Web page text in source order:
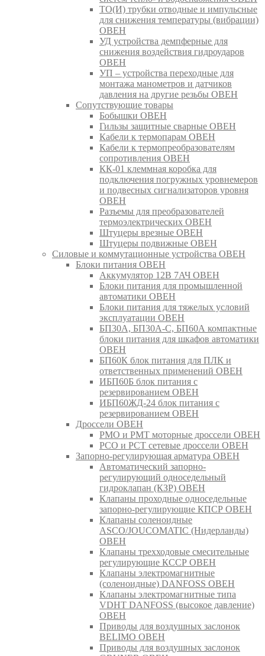
ТО(И) трубки отводные и импульсные
для снижения температуры (вибрации)
ОВЕН
УД устройства демпферные для
снижения воздействия гидроударов
ОВЕН
УП – устройства переходные для
монтажа манометров и датчиков
давления на другие резьбы ОВЕН
Сопутствующие товары
Бобышки ОВЕН
Гильзы защитные сварные ОВЕН
Кабели к термопарам ОВЕН
Кабели к термопреобразователям
сопротивления ОВЕН
КК-01 клеммная коробка для
подключения погружных уровнемеров
и подвесных сигнализаторов уровня
ОВЕН
Разъемы для преобразователей
термоэлектрических ОВЕН
Штуцеры врезные ОВЕН
Штуцеры подвижные ОВЕН
Силовые и коммутационные устройства ОВЕН
Блоки питания ОВЕН
Аккумулятор 12В 7АЧ ОВЕН
Блоки питания для промышленной
автоматики ОВЕН
Блоки питания для тяжелых условий
эксплуатации ОВЕН
БП30А, БП30А-С, БП60А компактные
блоки питания для шкафов автоматики
ОВЕН
БП60К блок питания для ПЛК и
ответственных применений ОВЕН
ИБП60Б блок питания с
резервированием ОВЕН
ИБП60ЖД-24 блок питания с
резервированием ОВЕН
Дроссели ОВЕН
РМО и РМТ моторные дроссели ОВЕН
РСО и РСТ сетевые дроссели ОВЕН
Запорно-регулирующая арматура ОВЕН
Автоматический запорно-
регулирующий односедельный
гидроклапан (КЗР) ОВЕН
Клапаны проходные односедельные
запорно-регулирующие КПСР ОВЕН
Клапаны соленоидные
ASCO/JOUCOMATIC (Нидерланды)
ОВЕН
Клапаны трехходовые смесительные
регулирующие КССР ОВЕН
Клапаны электромагнитные
(соленоидные) DANFOSS ОВЕН
Клапаны электромагнитные типа
VDHT DANFOSS (высокое давление)
ОВЕН
Приводы для воздушных заслонок
BELIMO ОВЕН
Приводы для воздушных заслонок